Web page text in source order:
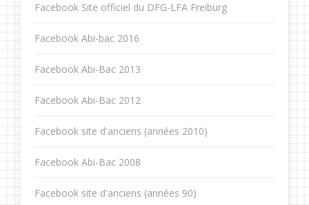
Facebook Site officiel du DFG-LFA Freiburg
Facebook Abi-bac 2016
Facebook Abi-Bac 2013
Facebook Abi-Bac 2012
Facebook site d'anciens (années 2010)
Facebook Abi-Bac 2008
Facebook site d'anciens (années 90)